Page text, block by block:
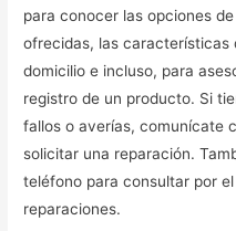
para conocer las opciones
ofrecidas, las características
domicilio e incluso, para
registro de un producto. Si
fallos o averías, comunícate
solicitar una reparación.
teléfono para consultar por
reparaciones.